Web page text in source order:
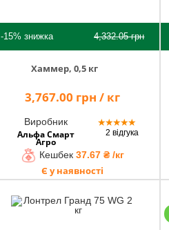
-15% знижка 4,332.05грн
Хаммер, 0,5 кг
3,767.00 грн / кг
Виробник
Альфа Смарт
Агро
★★★★★
2 відгука
Кешбек 37.67 ₴ /кг
Є у наявності